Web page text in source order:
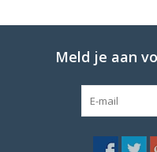
Meld je aan